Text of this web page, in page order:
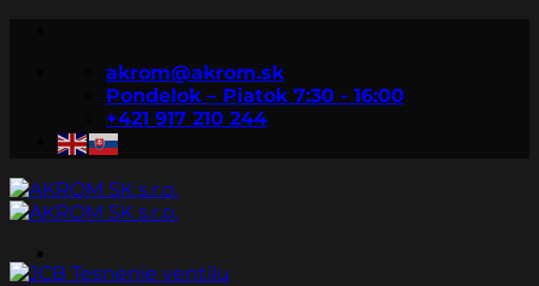
akrom@akrom.sk
Pondelok – Piatok 7:30 - 16:00
+421 917 210 244